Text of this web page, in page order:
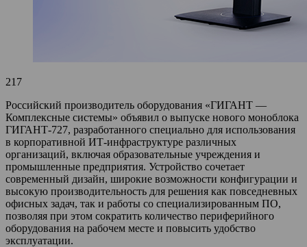
217
Российский производитель оборудования «ГИГАНТ —
Комплексные системы» объявил о выпуске нового моноблока
ГИГАНТ-727, разработанного специально для использования
в корпоративной ИТ-инфраструктуре различных
организаций, включая образовательные учреждения и
промышленные предприятия. Устройство сочетает
современный дизайн, широкие возможности конфигурации и
высокую производительность для решения как повседневных
офисных задач, так и работы со специализированным ПО,
позволяя при этом сократить количество периферийного
оборудования на рабочем месте и повысить удобство
эксплуатации.